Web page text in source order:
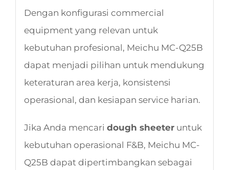
Dengan konfigurasi commercial
equipment yang relevan untuk
kebutuhan profesional, Meichu MC-Q25B
dapat menjadi pilihan untuk mendukung
keteraturan area kerja, konsistensi
operasional, dan kesiapan service harian.
Jika Anda mencari dough sheeteruntuk
kebutuhan operasional F&B, Meichu MC-
Q25B dapat dipertimbangkan sebagai